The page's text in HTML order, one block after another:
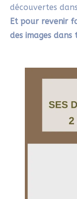
découvertes
Et pour revenir
des images